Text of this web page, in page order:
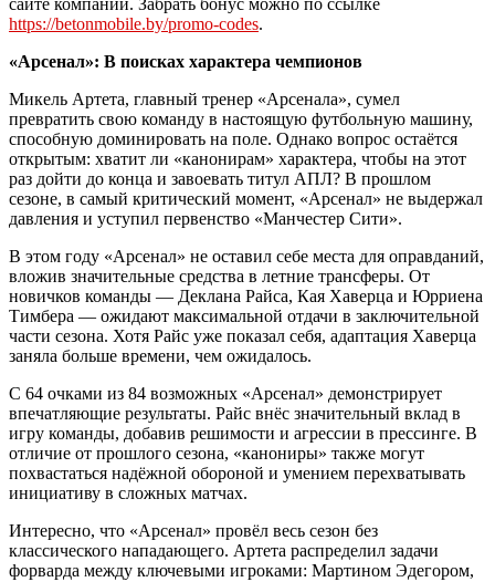
https://betonmobile.by/promo-codes.
«Арсенал»: В поисках характера чемпионов
Микель Артета, главный тренер «Арсенала», сумел
превратить свою команду в настоящую футбольную машину,
способную доминировать на поле. Однако вопрос остаётся
открытым: хватит ли «канонирам» характера, чтобы на этот
раз дойти до конца и завоевать титул АПЛ? В прошлом
сезоне, в самый критический момент, «Арсенал» не выдержал
давления и уступил первенство «Манчестер Сити».
В этом году «Арсенал» не оставил себе места для оправданий,
вложив значительные средства в летние трансферы. От
новичков команды — Деклана Райса, Кая Хаверца и Юрриена
Тимбера — ожидают максимальной отдачи в заключительной
части сезона. Хотя Райс уже показал себя, адаптация Хаверца
заняла больше времени, чем ожидалось.
С 64 очками из 84 возможных «Арсенал» демонстрирует
впечатляющие результаты. Райс внёс значительный вклад в
игру команды, добавив решимости и агрессии в прессинге. В
отличие от прошлого сезона, «канониры» также могут
похвастаться надёжной обороной и умением перехватывать
инициативу в сложных матчах.
Интересно, что «Арсенал» провёл весь сезон без
классического нападающего. Артета распределил задачи
форварда между ключевыми игроками: Мартином Эдегором,